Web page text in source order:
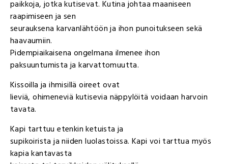
paikkoja, jotka kutisevat. Kutina johtaa maaniseen
raapimiseen ja sen
seurauksena karvanlähtöön ja ihon punoitukseen sekä
haavaumiin.
Pidempiaikaisena ongelmana ilmenee ihon
paksuuntumista ja karvattomuutta.
Kissoilla ja ihmisillä oireet ovat
lieviä, ohimeneviä kutisevia näppylöitä voidaan harvoin
tavata.
Kapi tarttuu etenkin ketuista ja
supikoirista ja niiden luolastoissa. Kapi voi tarttua myös
kapia kantavasta